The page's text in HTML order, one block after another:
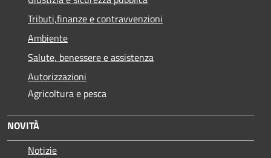
Tributi,finanze e contravvenzioni
Ambiente
Salute, benessere e assistenza
Autorizzazioni
Agricoltura e pesca
NOVITÀ
Notizie